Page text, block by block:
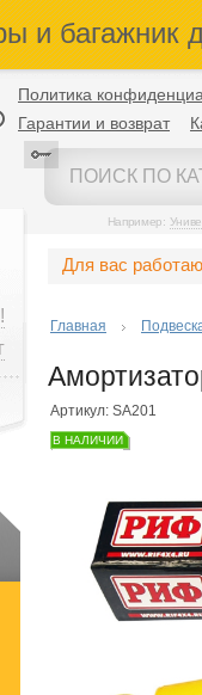
и багажник
Политика
Гарантии и возврат
Например:
Для вас
Главная
Артикул: SA201
В НАЛИЧИИ